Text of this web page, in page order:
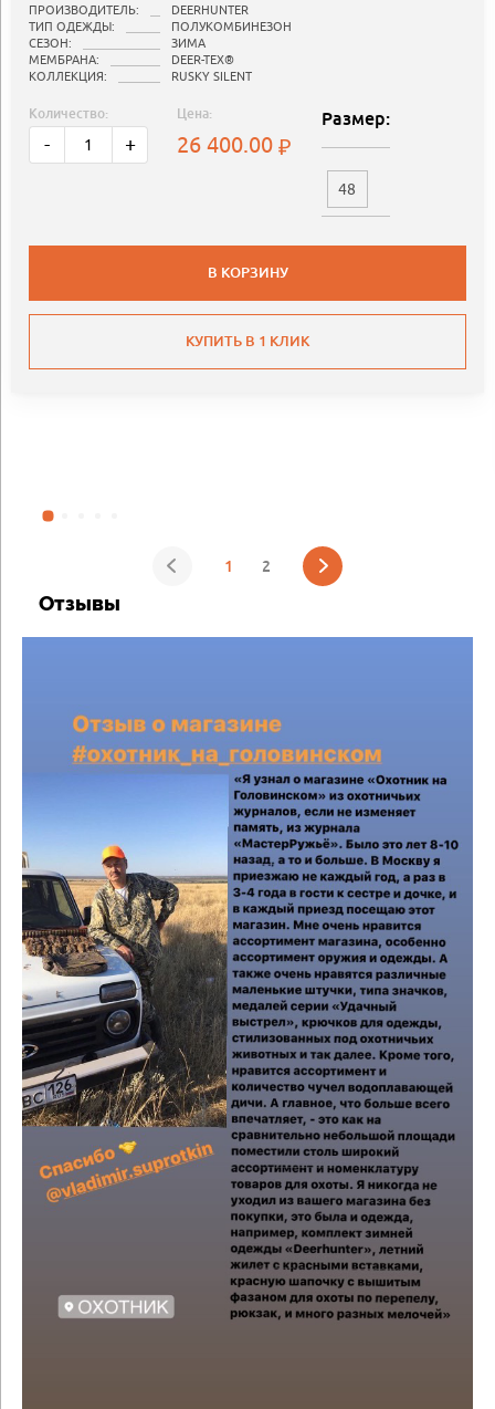
ПРОИЗВОДИТЕЛЬ:
DEERHUNTER
ТИП ОДЕЖДЫ:
ПОЛУКОМБИНЕЗОН
СЕЗОН:
ЗИМА
МЕМБРАНА:
DEER-TEX®
КОЛЛЕКЦИЯ:
RUSKY SILENT
Количество:
- +
Цена:
26 400.00
Размер:
48
В КОРЗИНУ
КУПИТЬ В 1 КЛИК
1 2
Отзывы